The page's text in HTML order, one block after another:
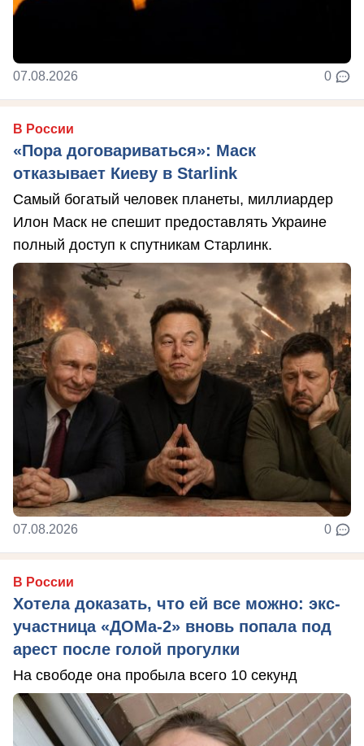
07.08.2026 0
В России
«Пора договариваться»: Маск
отказывает Киеву в Starlink
Самый богатый человек планеты, миллиардер
Илон Маск не спешит предоставлять Украине
полный доступ к спутникам Старлинк.
07.08.2026 0
В России
Хотела доказать, что ей все можно: экс-
участница «ДОМа-2» вновь попала под
арест после голой прогулки
На свободе она пробыла всего 10 секунд